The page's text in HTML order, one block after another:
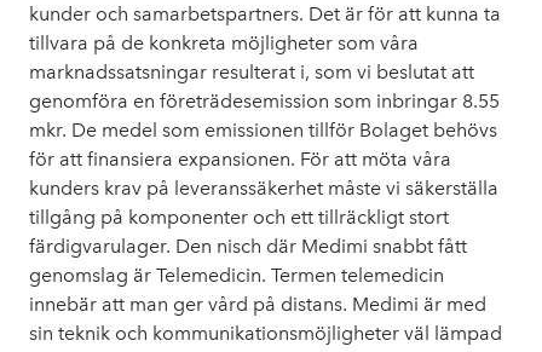
kunder och samarbetspartners. Det är för att kunna ta
tillvara på de konkreta möjligheter som våra
marknadssatsningar resulterat i, som vi beslutat att
genomföra en företrädesemission som inbringar 8.55
mkr. De medel som emissionen tillför Bolaget behövs
för att finansiera expansionen. För att möta våra
kunders krav på leveranssäkerhet måste vi säkerställa
tillgång på komponenter och ett tillräckligt stort
färdigvarulager. Den nisch där Medimi snabbt fått
genomslag är Telemedicin. Termen telemedicin
innebär att man ger vård på distans. Medimi är med
sin teknik och kommunikationsmöjligheter väl lämpad